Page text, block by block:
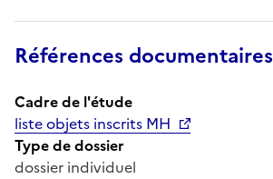
Références documentaires
Cadre de l'étude
liste objets inscrits MH
Type de dossier
dossier individuel